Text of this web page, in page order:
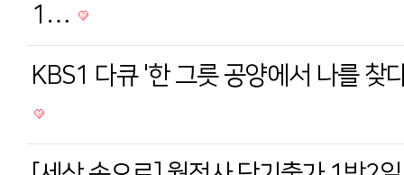
1…
KBS1 다큐 '한 그릇 공양에서 나를 찾